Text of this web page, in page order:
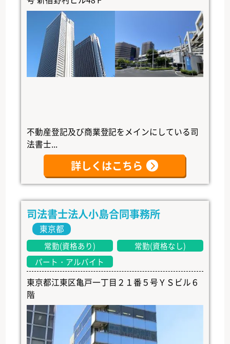
不動産登記及び商業登記をメインにしている司
法書士...
詳しくはこちら
司法書士法人小島合同事務所
東京都
常勤(資格あり)
常勤(資格なし)
パート・アルバイト
東京都江東区亀戸一丁目２１番５号ＹＳビル６
階